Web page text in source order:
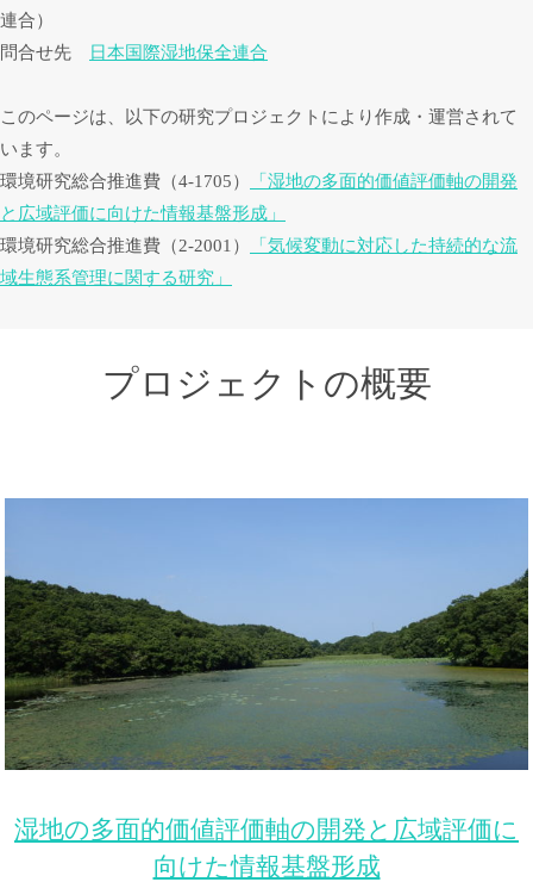
連合）
問合せ先
日本国際湿地保全連合
このページは、以下の研究プロジェクトにより作成・運営されて
います。
環境研究総合推進費（4-1705）
「湿地の多面的価値評価軸の開発
と広域評価に向けた情報基盤形成」
環境研究総合推進費（2-2001）
「気候変動に対応した持続的な流
域生態系管理に関する研究」
プロジェクトの概要
湿地の多面的価値評価軸の開発と広域評価に
向けた情報基盤形成